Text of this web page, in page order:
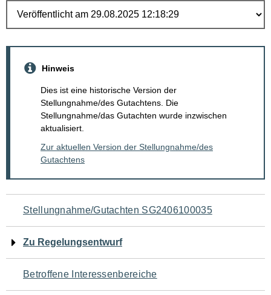
Hinweis
Dies ist eine historische Version der
Stellungnahme/des Gutachtens. Die
Stellungnahme/das Gutachten wurde inzwischen
aktualisiert.
Zur aktuellen Version der Stellungnahme/des
Gutachtens
Navigation
für
den
Seiteninhalt
Stellungnahme/Gutachten SG2406100035
Zu Regelungsentwurf
Betroffene Interessenbereiche